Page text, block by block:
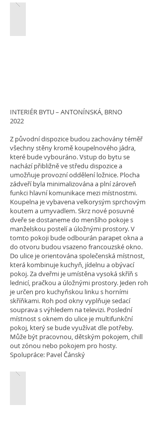
INTERIÉR BYTU – ANTONÍNSKÁ, BRNO
2022
Z původní dispozice budou zachovány téměř
všechny stěny kromě koupelnového jádra,
které bude vybouráno. Vstup do bytu se
nachází přibližně ve středu dispozice a
umožňuje provozní oddělení ložnice. Plocha
zádveří byla minimalizována a plní zároveň
funkci hlavní komunikace mezi místnostmi.
Koupelna je vybavena velkorysým sprchovým
koutem a umyvadlem. Skrz nové posuvné
dveře se dostaneme do menšího pokoje s
manželskou postelí a úložnými prostory. V
tomto pokoji bude odbourán parapet okna a
do otvoru budou vsazeno francouzské okno.
Do ulice je orientována společenská místnost,
která kombinuje kuchyň, jídelnu a obývací
pokoj. Za dveřmi je umístěna vysoká skříň s
lednicí, pračkou a úložnými prostory. Jeden roh
je určen pro kuchyňskou linku s horními
skříňkami. Roh pod okny vyplňuje sedací
souprava s výhledem na televizi. Poslední
místnost s oknem do ulice je multifunkční
pokoj, který se bude využívat dle potřeby.
Může být pracovnou, dětským pokojem, chill
out zónou nebo pokojem pro hosty.
Spolupráce: Pavel Čánský